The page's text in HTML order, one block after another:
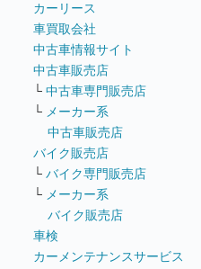
カーリース
車買取会社
中古車情報サイト
中古車販売店
└ 中古車専門販売店
└ メーカー系
中古車販売店
バイク販売店
└ バイク専門販売店
└ メーカー系
バイク販売店
車検
カーメンテナンスサービス